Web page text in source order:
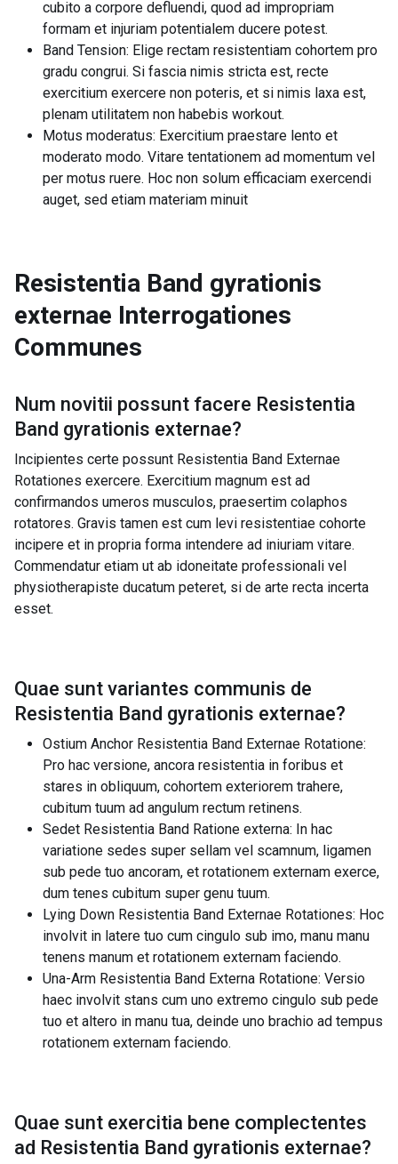
cubito a corpore defluendi, quod ad impropriam
formam et injuriam potentialem ducere potest.
Band Tension: Elige rectam resistentiam cohortem pro
gradu congrui. Si fascia nimis stricta est, recte
exercitium exercere non poteris, et si nimis laxa est,
plenam utilitatem non habebis workout.
Motus moderatus: Exercitium praestare lento et
moderato modo. Vitare tentationem ad momentum vel
per motus ruere. Hoc non solum efficaciam exercendi
auget, sed etiam materiam minuit
Resistentia Band gyrationis
externae Interrogationes
Communes
Num novitii possunt facere Resistentia
Band gyrationis externae?
Incipientes certe possunt Resistentia Band Externae
Rotationes exercere. Exercitium magnum est ad
confirmandos umeros musculos, praesertim colaphos
rotatores. Gravis tamen est cum levi resistentiae cohorte
incipere et in propria forma intendere ad iniuriam vitare.
Commendatur etiam ut ab idoneitate professionali vel
physiotherapiste ducatum peteret, si de arte recta incerta
esset.
Quae sunt variantes communis de
Resistentia Band gyrationis externae?
Ostium Anchor Resistentia Band Externae Rotatione:
Pro hac versione, ancora resistentia in foribus et
stares in obliquum, cohortem exteriorem trahere,
cubitum tuum ad angulum rectum retinens.
Sedet Resistentia Band Ratione externa: In hac
variatione sedes super sellam vel scamnum, ligamen
sub pede tuo ancoram, et rotationem externam exerce,
dum tenes cubitum super genu tuum.
Lying Down Resistentia Band Externae Rotationes: Hoc
involvit in latere tuo cum cingulo sub imo, manu manu
tenens manum et rotationem externam faciendo.
Una-Arm Resistentia Band Externa Rotatione: Versio
haec involvit stans cum uno extremo cingulo sub pede
tuo et altero in manu tua, deinde uno brachio ad tempus
rotationem externam faciendo.
Quae sunt exercitia bene complectentes
ad Resistentia Band gyrationis externae?